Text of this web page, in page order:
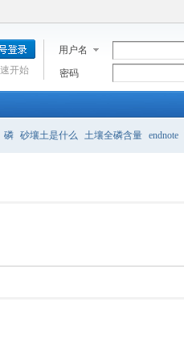
用户名
密码
开始
磷 砂壤土是什么 土壤全磷含量 endnote